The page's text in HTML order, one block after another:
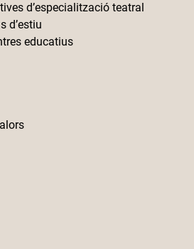
d’especialització teatral
d’estiu
educatius